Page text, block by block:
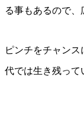
る事もあるので、
ピンチをチャン
代では生き残って